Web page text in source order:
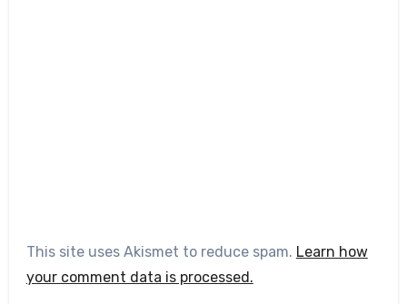
This site uses Akismet to reduce spam. Learn how
your comment data is processed.